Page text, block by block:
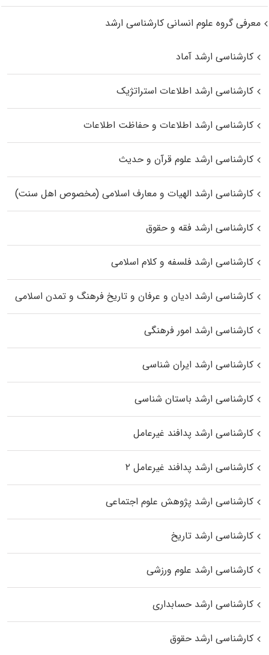
معرفی گروه علوم انسانی کارشناسی ارشد
کارشناسی ارشد آماد
کارشناسی ارشد اطلاعات استراتژیک
کارشناسی ارشد اطلاعات و حفاظت اطلاعات
کارشناسی ارشد علوم قرآن و حدیث
کارشناسی ارشد الهیات و معارف اسلامی (مخصوص اهل سنت)
کارشناسی ارشد فقه و حقوق
کارشناسی ارشد فلسفه و کلام اسلامی
کارشناسی ارشد ادیان و عرفان و تاریخ فرهنگ و تمدن اسلامی
کارشناسی ارشد امور فرهنگی
کارشناسی ارشد ایران شناسی
کارشناسی ارشد باستان شناسی
کارشناسی ارشد پدافند غیرعامل
کارشناسی ارشد پدافند غیرعامل ۲
کارشناسی ارشد پژوهش علوم اجتماعی
کارشناسی ارشد تاریخ
کارشناسی ارشد علوم ورزشی
کارشناسی ارشد حسابداری
کارشناسی ارشد حقوق